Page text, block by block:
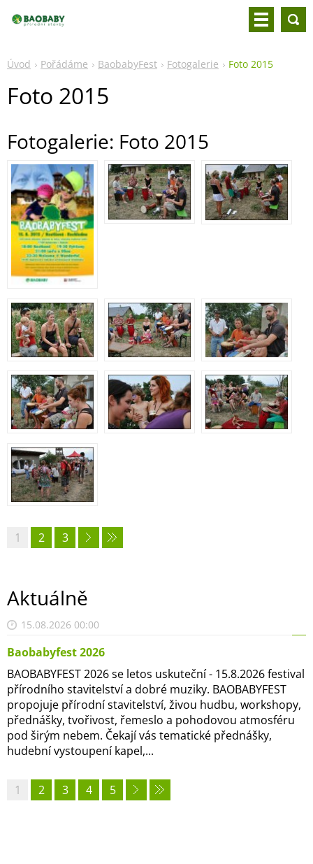
Úvod Pořádáme BaobabyFest Fotogalerie Foto 2015
Foto 2015
Fotogalerie: Foto 2015
1 2 3
Aktuálně
15.08.2026 00:00
Baobabyfest 2026
BAOBABYFEST 2026 se letos uskuteční - 15.8.2026 festival
přírodního stavitelství a dobré muziky. BAOBABYFEST
propojuje přírodní stavitelství, živou hudbu, workshopy,
přednášky, tvořivost, řemeslo a pohodovou atmosféru
pod širým nebem. Čekají vás tematické přednášky,
hudební vystoupení kapel,...
1 2 3 4 5